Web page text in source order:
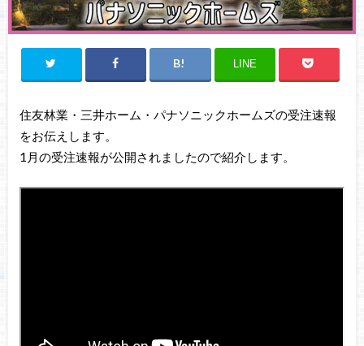
LINE
住友林業・三井ホーム・パナソニックホームズの受注速報
をお伝えします。
1月の受注速報が公開されましたので紹介します。